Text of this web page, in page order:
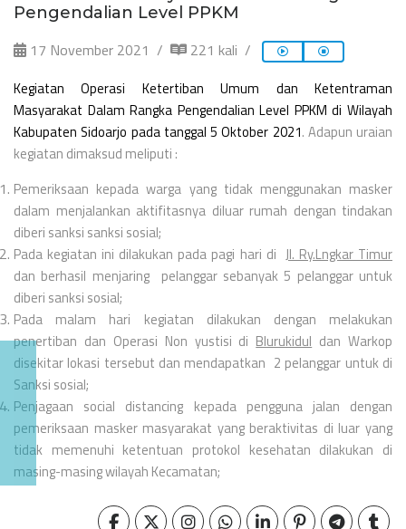
Pengendalian Level PPKM
17 November 2021 221 kali
Kegiatan Operasi Ketertiban Umum dan Ketentraman
Masyarakat Dalam Rangka Pengendalian Level PPKM di Wilayah
Kabupaten Sidoarjo pada tanggal 5 Oktober 2021. Adapun uraian
kegiatan dimaksud meliputi :
Pemeriksaan kepada warga yang tidak menggunakan masker
dalam menjalankan aktifitasnya diluar rumah dengan tindakan
diberi sanksi sanksi sosial;
Pada kegiatan ini dilakukan pada pagi hari di Jl. Ry.Lngkar Timur
dan berhasil menjaring pelanggar sebanyak 5 pelanggar untuk
diberi sanksi sosial;
Pada malam hari kegiatan dilakukan dengan melakukan
penertiban dan Operasi Non yustisi di Blurukidul dan Warkop
disekitar lokasi tersebut dan mendapatkan 2 pelanggar untuk di
Sanksi sosial;
Penjagaan social distancing kepada pengguna jalan dengan
pemeriksaan masker masyarakat yang beraktivitas di luar yang
tidak memenuhi ketentuan protokol kesehatan dilakukan di
masing-masing wilayah Kecamatan;